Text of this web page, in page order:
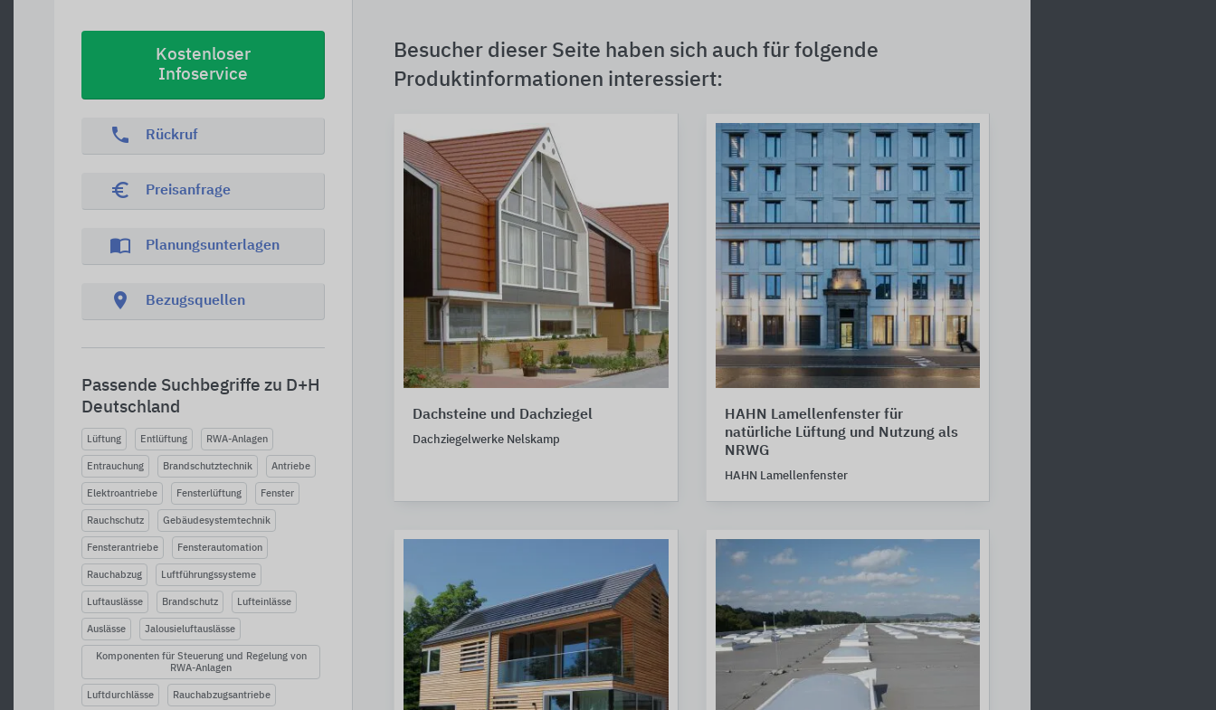
Kostenloser
Infoservice
phone Rückruf
euro_symbol Preisanfrage
import_contacts Planungsunterlagen
location_on Bezugsquellen
Passende Suchbegriffe zu D+H
Deutschland
Lüftung Entlüftung RWA-Anlagen
Entrauchung Brandschutztechnik Antriebe
Elektroantriebe Fensterlüftung Fenster
Rauchschutz Gebäudesystemtechnik
Fensterantriebe Fensterautomation
Rauchabzug Luftführungssysteme
Luftauslässe Brandschutz Lufteinlässe
Auslässe Jalousieluftauslässe
Komponenten für Steuerung und Regelung von
RWA-Anlagen
Luftdurchlässe Rauchabzugsantriebe
Besucher dieser Seite haben sich auch für folgende
Produktinformationen interessiert:
Dachsteine und Dachziegel
Dachziegelwerke Nelskamp
HAHN Lamellenfenster für
natürliche Lüftung und Nutzung als
NRWG
HAHN Lamellenfenster